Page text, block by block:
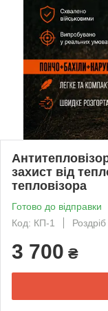
захист від
тепловізора
Готово до відправки
Код: КП-1
Роздріб
3 700 ₴